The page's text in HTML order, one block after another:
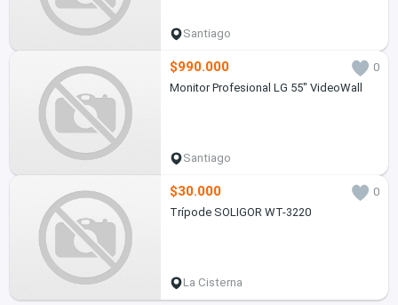
Santiago
$990.000
0
Monitor Profesional LG 55" VideoWall
Santiago
$30.000
0
Trípode SOLIGOR WT-3220
La Cisterna